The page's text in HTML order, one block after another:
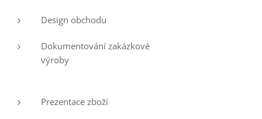
Design obchodu
Dokumentování zakázkové
výroby
Prezentace zboží